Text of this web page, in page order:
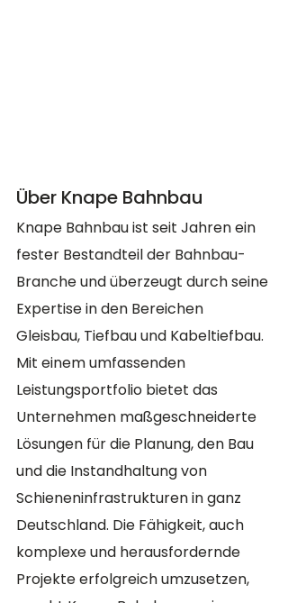
Über Knape Bahnbau
Knape Bahnbau ist seit Jahren ein
fester Bestandteil der Bahnbau-
Branche und überzeugt durch seine
Expertise in den Bereichen
Gleisbau, Tiefbau und Kabeltiefbau.
Mit einem umfassenden
Leistungsportfolio bietet das
Unternehmen maßgeschneiderte
Lösungen für die Planung, den Bau
und die Instandhaltung von
Schieneninfrastrukturen in ganz
Deutschland. Die Fähigkeit, auch
komplexe und herausfordernde
Projekte erfolgreich umzusetzen,